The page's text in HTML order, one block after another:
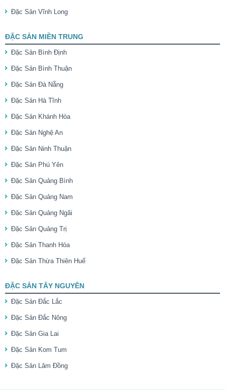
Đặc Sản Vĩnh Long
ĐẶC SẢN MIỀN TRUNG
Đặc Sản Bình Định
Đặc Sản Bình Thuận
Đặc Sản Đà Nẵng
Đặc Sản Hà Tĩnh
Đặc Sản Khánh Hòa
Đặc Sản Nghệ An
Đặc Sản Ninh Thuận
Đặc Sản Phú Yên
Đặc Sản Quảng Bình
Đặc Sản Quảng Nam
Đặc Sản Quảng Ngãi
Đặc Sản Quảng Trị
Đặc Sản Thanh Hóa
Đặc Sản Thừa Thiên Huế
ĐẶC SẢN TÂY NGUYÊN
Đặc Sản Đắc Lắc
Đặc Sản Đắc Nông
Đặc Sản Gia Lai
Đặc Sản Kom Tum
Đặc Sản Lâm Đồng